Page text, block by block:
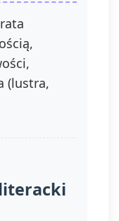
(lustra,